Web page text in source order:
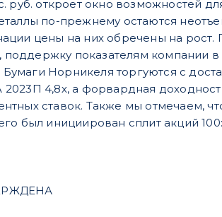
откроет окно возможностей
по-прежнему остаются
цены на них обречены на рост.
показателям компании
Норникеля торгуются с
4,8х, а форвардная
ставок. Также мы отмечаем,
был инициирован сплит акций